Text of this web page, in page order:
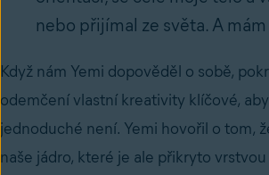
nebo přijímal ze světa. A
Když nám Yemi dopověděl o sobě,
odemčení vlastní kreativity klíčové,
jednoduché není. Yemi hovořil o tom,
naše jádro, které je ale přikryto